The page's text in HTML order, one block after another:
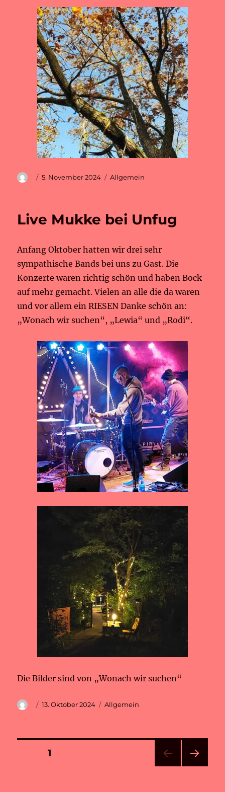
AutorVeröffentlicht
5. November 2024 Kategorien
Allgemein
Live Mukke bei Unfug
Anfang Oktober hatten wir drei sehr
sympathische Bands bei uns zu Gast. Die
Konzerte waren richtig schön und haben Bock
auf mehr gemacht. Vielen an alle die da waren
und vor allem ein RIESEN Danke schön an:
„Wonach wir suchen“, „Lewia“ und „Rodi“.
Die Bilder sind von „Wonach wir suchen“
AutorVeröffentlicht
13. Oktober 2024 Kategorien
Allgemein
Beitragsnavigation
SEITE1